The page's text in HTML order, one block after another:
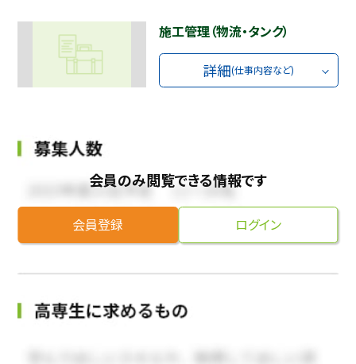
施工管理（物流・タンク）
詳細(仕事内容など)
会員のみ閲覧できる情報です
会員登録 ログイン